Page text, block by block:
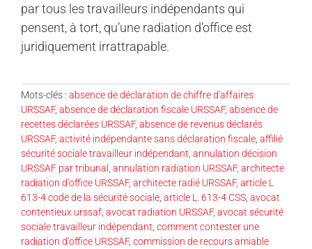
par tous les travailleurs indépendants qui
pensent, à tort, qu’une radiation d’office est
juridiquement irrattrapable.
Mots-clés : absence de déclaration de chiffre d'affaires
URSSAF, absence de déclaration fiscale URSSAF, absence de
recettes déclarées URSSAF, absence de revenus déclarés
URSSAF, activité indépendante sans déclaration fiscale affilié
sécurité sociale travailleur indépendant annulation décision
URSSAF par tribunal annulation radiation URSSAF, architecte
radiation d'office URSSAF, architecte radié URSSAF, article L
613-4 code de la sécurité sociale article L. 613-4 CSS avocat
contentieux urssaf avocat radiation URSSAF, avocat sécurité
sociale travailleur indépendant comment contester une
radiation d'office URSSAF, commission de recours amiable